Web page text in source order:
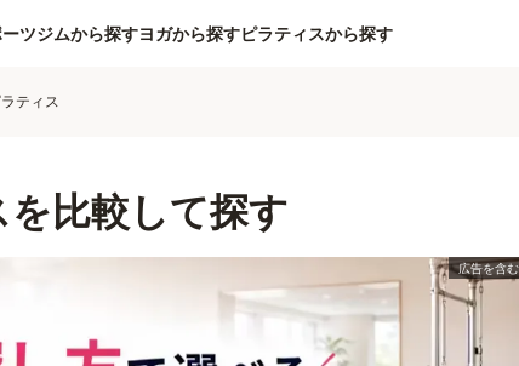
ーツジムから探すヨガから探すピラティスから探す
ティス
比較して探す